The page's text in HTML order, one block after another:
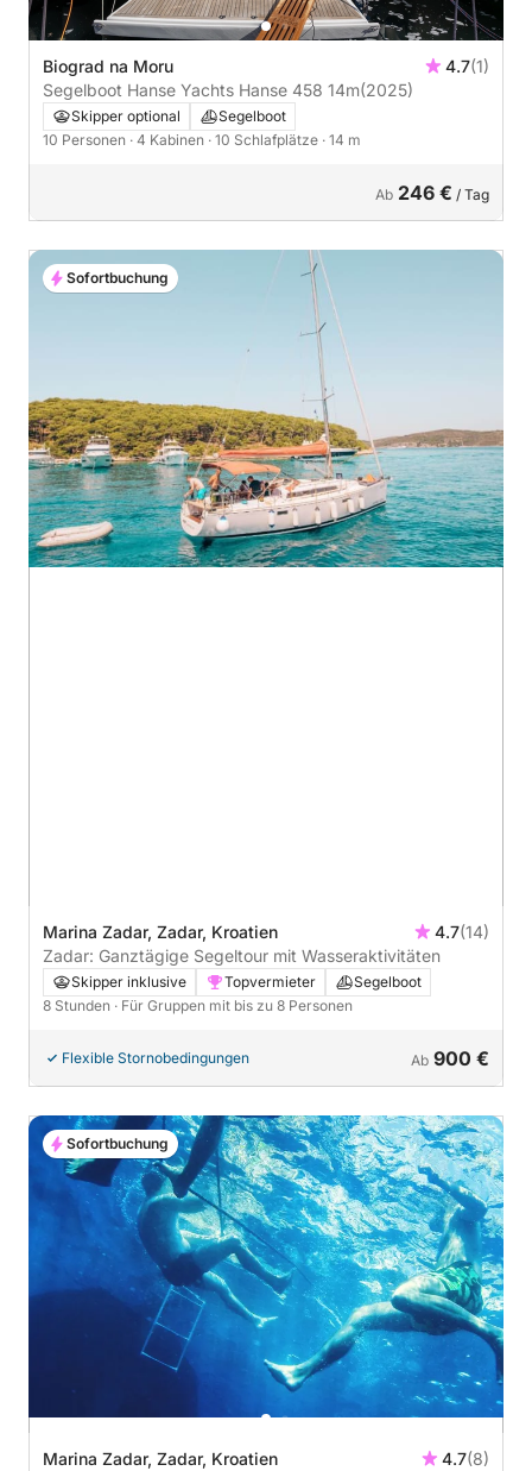
Biograd na Moru 4.7(1)
Segelboot Hanse Yachts Hanse 458 14m(2025)
Skipper optional
Segelboot
10 Personen · 4 Kabinen · 10 Schlafplätze · 14 m
Ab 246 € / Tag
Marina Zadar, Zadar, Kroatien 4.7(14)
Zadar: Ganztägige Segeltour mit Wasseraktivitäten
Skipper inklusive Topvermieter
Segelboot
8 Stunden · Für Gruppen mit bis zu 8 Personen
Flexible Stornobedingungen Ab 900 €
Sofortbuchung
Marina Zadar, Zadar, Kroatien 4.7(8)
Sofortbuchung